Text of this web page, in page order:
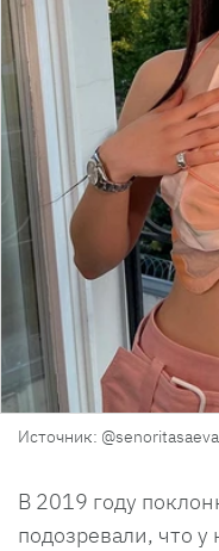
Источник: @senoritasaeva
В 2019 году
подозревали, что